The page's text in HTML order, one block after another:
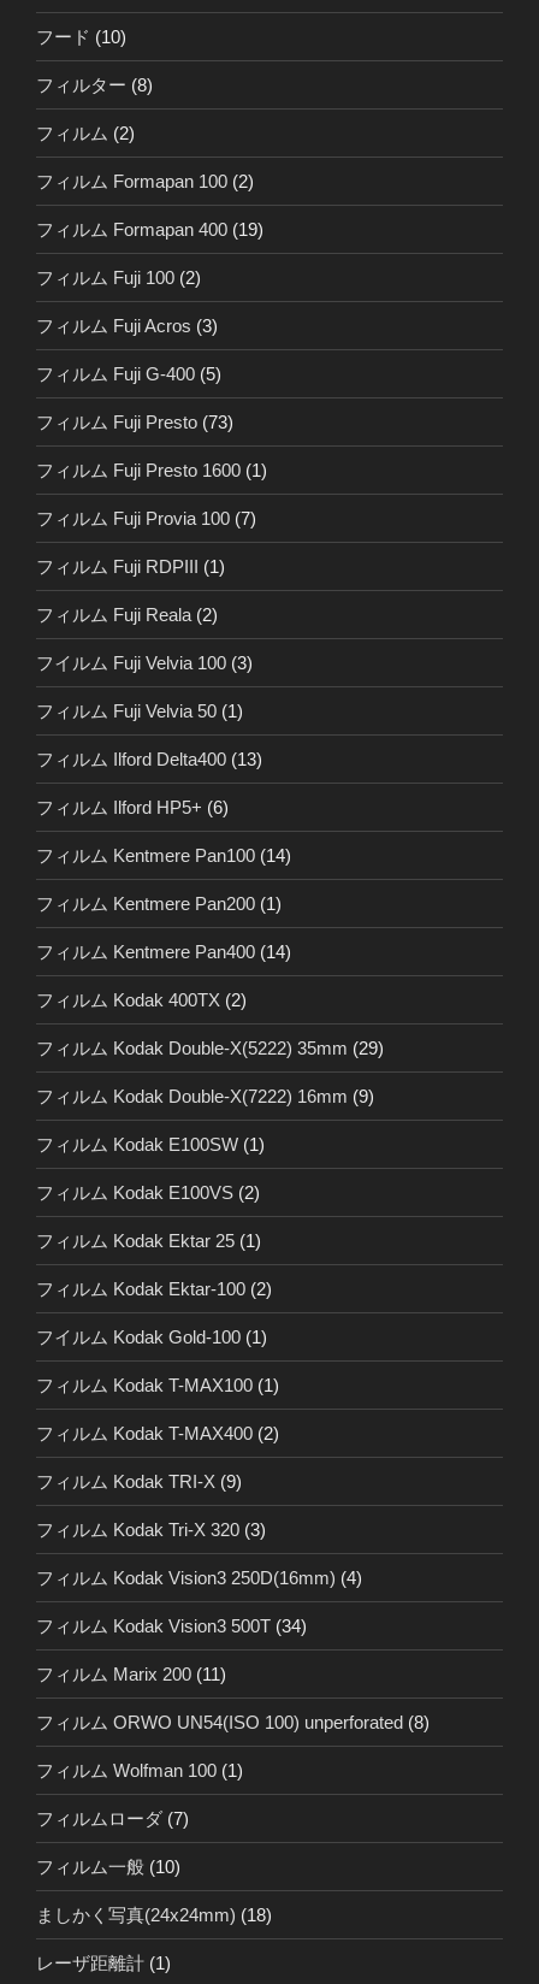
フード (10)
フィルター (8)
フィルム (2)
フィルム Formapan 100 (2)
フィルム Formapan 400 (19)
フィルム Fuji 100 (2)
フィルム Fuji Acros (3)
フィルム Fuji G-400 (5)
フィルム Fuji Presto (73)
フィルム Fuji Presto 1600 (1)
フィルム Fuji Provia 100 (7)
フィルム Fuji RDPIII (1)
フィルム Fuji Reala (2)
フイルム Fuji Velvia 100 (3)
フィルム Fuji Velvia 50 (1)
フィルム Ilford Delta400 (13)
フィルム Ilford HP5+ (6)
フィルム Kentmere Pan100 (14)
フィルム Kentmere Pan200 (1)
フィルム Kentmere Pan400 (14)
フィルム Kodak 400TX (2)
フィルム Kodak Double-X(5222) 35mm (29)
フィルム Kodak Double-X(7222) 16mm (9)
フィルム Kodak E100SW (1)
フィルム Kodak E100VS (2)
フィルム Kodak Ektar 25 (1)
フィルム Kodak Ektar-100 (2)
フイルム Kodak Gold-100 (1)
フィルム Kodak T-MAX100 (1)
フィルム Kodak T-MAX400 (2)
フィルム Kodak TRI-X (9)
フィルム Kodak Tri-X 320 (3)
フィルム Kodak Vision3 250D(16mm) (4)
フィルム Kodak Vision3 500T (34)
フィルム Marix 200 (11)
フィルム ORWO UN54(ISO 100) unperforated (8)
フィルム Wolfman 100 (1)
フィルムローダ (7)
フィルム一般 (10)
ましかく写真(24x24mm) (18)
レーザ距離計 (1)